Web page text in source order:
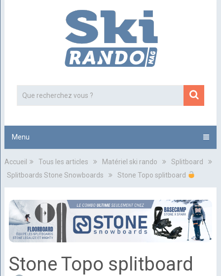
Menu
Accueil Tous les articles Matériel ski rando
Splitboard
Splitboards Stone Snowboards
Stone Topo splitboard
Stone Topo splitboard